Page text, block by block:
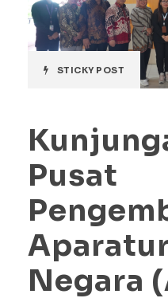
STICKY POST
Pusat
Negara